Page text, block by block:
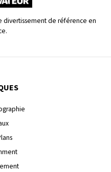
divertissement de référence en